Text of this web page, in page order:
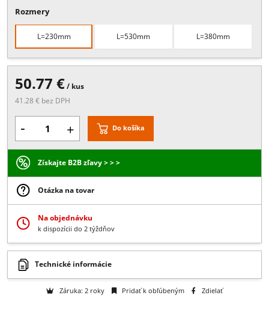
Leštený eloxovaný hliník Strieborný eloxovaný hliník
Rozmery
L=230mm
50.77 €/ kus
41.28 € bez DPH
- + Do košíka
Získajte B2B zľavy > > >
Otázka na tovar